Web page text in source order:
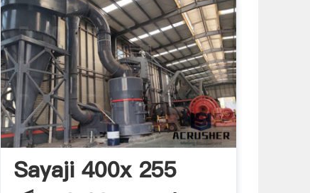
Sayaji 400x 255